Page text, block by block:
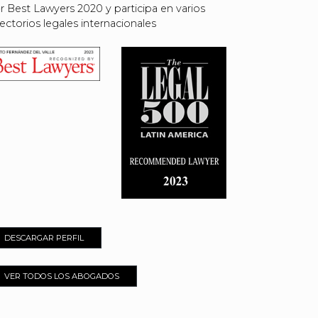
Best Lawyers 2020 y participa en varios
legales internacionales
DESCARGAR PERFIL
VER TODOS LOS ABOGADOS